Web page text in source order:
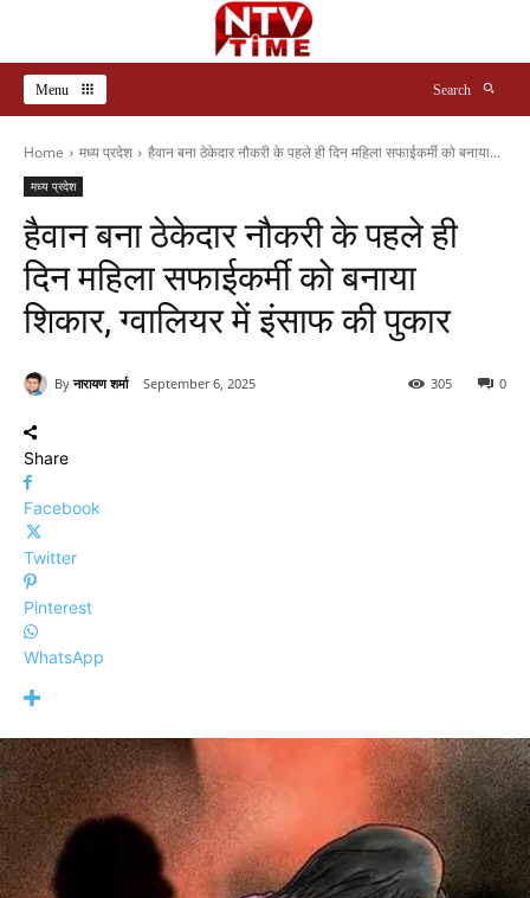
Menu Search
Home मध्य प्रदेश हैवान बना ठेकेदार नौकरी के पहले ही दिन महिला सफाईकर्मी को बनाया...
मध्य प्रदेश
हैवान बना ठेकेदार नौकरी के पहले ही
दिन महिला सफाईकर्मी को बनाया
शिकार, ग्वालियर में इंसाफ की पुकार
By नारायण शर्मा September 6, 2025 0
305
Share
Facebook
Twitter
Pinterest
WhatsApp